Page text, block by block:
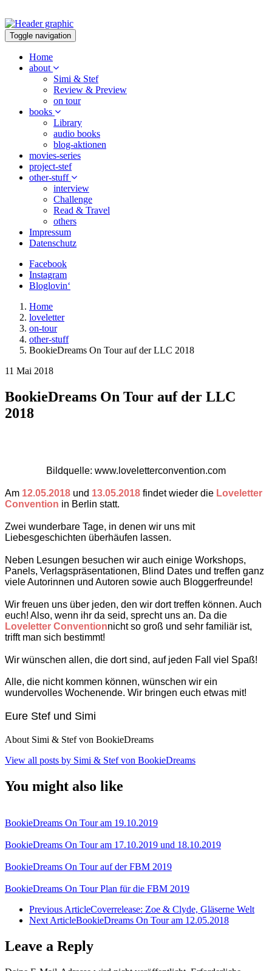
Toggle navigation
Home
about
Simi & Stef
Review & Preview
on tour
books
Library
audio books
blog-aktionen
movies-series
project-stef
other-stuff
interview
Challenge
Read & Travel
others
Impressum
Datenschutz
Facebook
Instagram
Bloglovin‘
Home
loveletter
on-tour
other-stuff
BookieDreams On Tour auf der LLC 2018
11 Mai 2018
BookieDreams On Tour auf der LLC
2018
Bildquelle: www.loveletterconvention.com
Am 12.05.2018 und 13.05.2018 findet wieder die Loveletter
Convention in Berlin statt.
Zwei wunderbare Tage, in denen wir uns mit
Liebesgeschichten überhäufen lassen.
Neben Lesungen besuchen wir auch einige Workshops,
Panels, Verlagspräsentationen, Blind Dates und treffen ganz
viele Autorinnen und Autoren sowie auch Bloggerfreunde!
Wir freuen uns über jeden, den wir dort treffen können. Auch
euch! Also, wenn ihr da seid, sprecht uns an. Da die
Loveletter Conventionnicht so groß und sehr familiär ist,
trifft man sich bestimmt!
Wir wünschen allen, die dort sind, auf jeden Fall viel Spaß!
Alle, die nicht kommen können, wünschen wir ein
wundervolles Wochenende. Wir bringen euch etwas mit!
Eure Stef und Simi
About Simi & Stef von BookieDreams
View all posts by Simi & Stef von BookieDreams
You might also like
BookieDreams On Tour am 19.10.2019
BookieDreams On Tour am 17.10.2019 und 18.10.2019
BookieDreams On Tour auf der FBM 2019
BookieDreams On Tour Plan für die FBM 2019
Previous ArticleCoverrelease: Zoe & Clyde, Gläserne Welt
Next ArticleBookieDreams On Tour am 12.05.2018
Leave a Reply